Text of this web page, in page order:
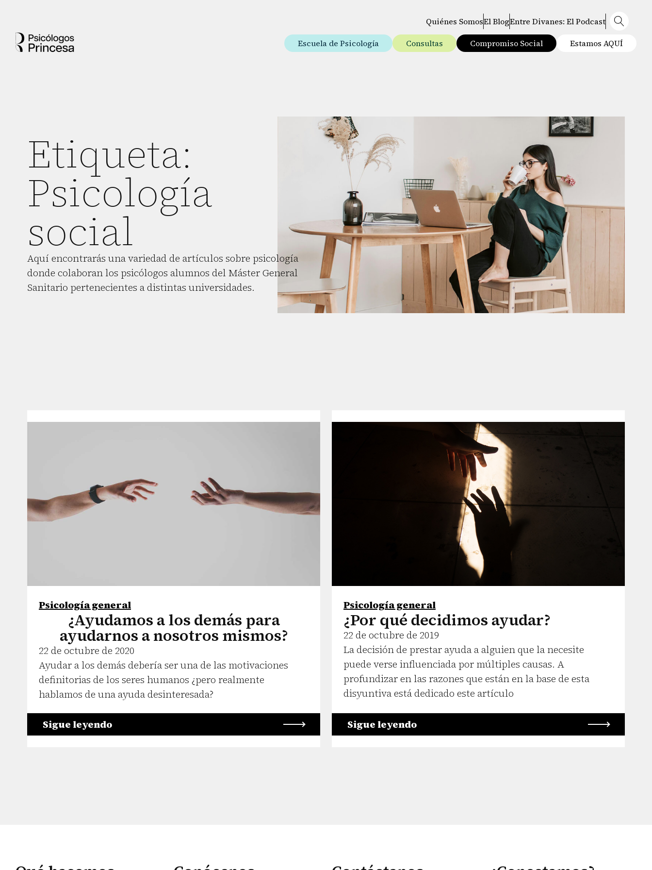
Quiénes SomosEl BlogEntre Divanes: El Podcast
Escuela de Psicología Consultas Compromiso Social Estamos AQUÍ
Etiqueta:
Psicología
social
Aquí encontrarás una variedad de artículos sobre psicología
donde colaboran los psicólogos alumnos del Máster General
Sanitario pertenecientes a distintas universidades.
Psicología general
¿Ayudamos a los demás para
ayudarnos a nosotros mismos?
22 de octubre de 2020
Ayudar a los demás debería ser una de las motivaciones
definitorias de los seres humanos ¿pero realmente
hablamos de una ayuda desinteresada?
Sigue leyendo
Psicología general
¿Por qué decidimos ayudar?
22 de octubre de 2019
La decisión de prestar ayuda a alguien que la necesite
puede verse influenciada por múltiples causas. A
profundizar en las razones que están en la base de esta
disyuntiva está dedicado este artículo
Sigue leyendo